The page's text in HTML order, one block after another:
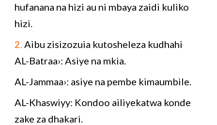
hufanana na hizi au ni mbaya zaidi kuliko
hizi.
2. Aibu zisizozuia kutosheleza kudhahi
AL-Batraa›: Asiye na mkia.
AL-Jammaa›: asiye na pembe kimaumbile.
AL-Khaswiyy: Kondoo ailiyekatwa konde
zake za dhakari.